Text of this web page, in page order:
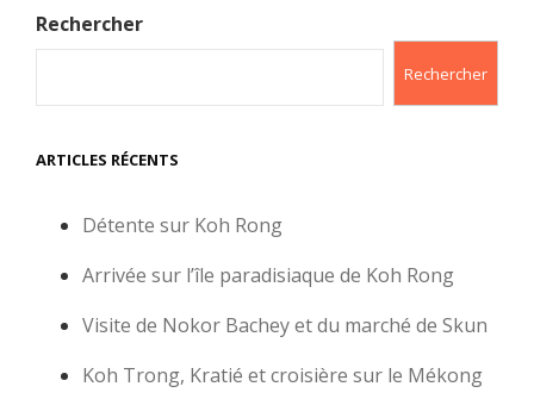
Rechercher
Rechercher
ARTICLES RÉCENTS
Détente sur Koh Rong
Arrivée sur l’île paradisiaque de Koh Rong
Visite de Nokor Bachey et du marché de Skun
Koh Trong, Kratié et croisière sur le Mékong